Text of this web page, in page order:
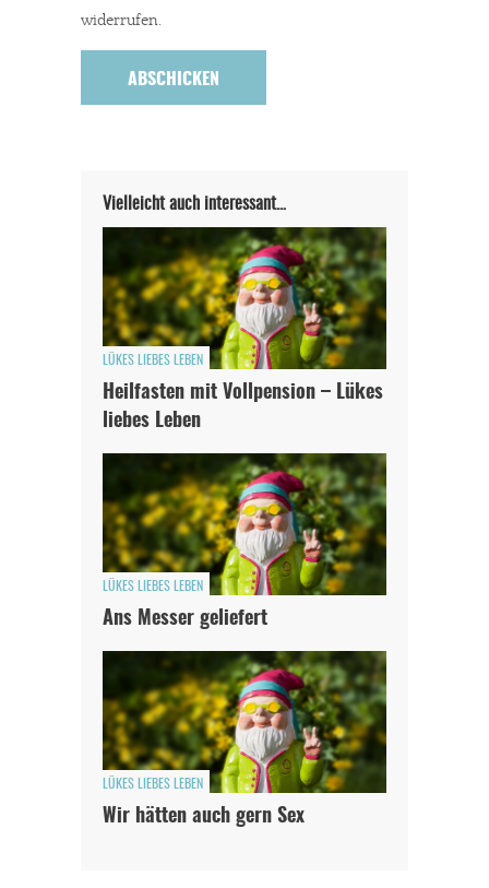
widerrufen.
Vielleicht auch interessant…
LÜKES LIEBES LEBEN
Heilfasten mit Vollpension – Lükes
liebes Leben
LÜKES LIEBES LEBEN
Ans Messer geliefert
LÜKES LIEBES LEBEN
Wir hätten auch gern Sex